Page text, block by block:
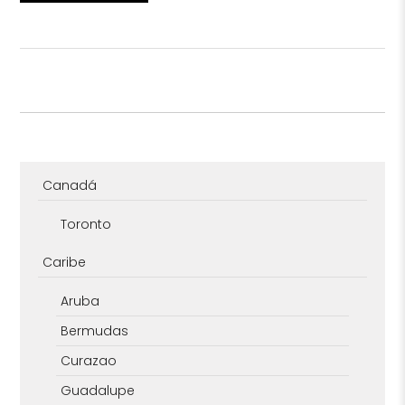
Canadá
Toronto
Caribe
Aruba
Bermudas
Curazao
Guadalupe